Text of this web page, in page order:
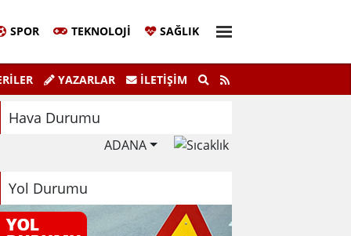
SPOR TEKNOLOJI SAĞLIK
Katılım Zirvesi Gerçekleştirildi.
YAZARLAR İLETIŞIM
Hava Durumu
ADANA
Yol Durumu